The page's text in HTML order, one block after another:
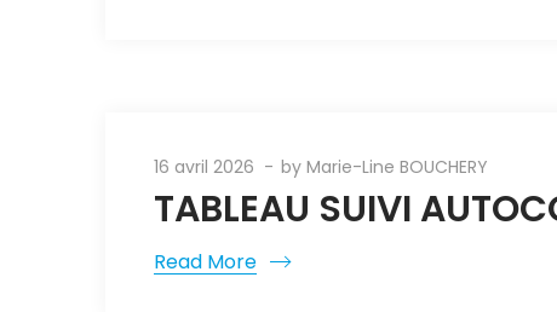
16 avril 2026 by Marie-Line BOUCHERY
TABLEAU SUIVI
Read More